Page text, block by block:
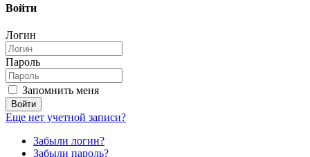
Войти
Логин
Пароль
Запомнить меня
Войти
Еще нет учетной записи?
Забыли логин?
Забыли пароль?